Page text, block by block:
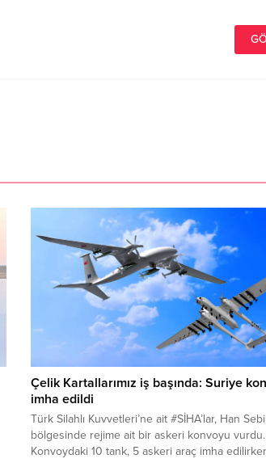
Çelik Kartallarımız iş başında: Suriye
imha edildi
Türk Silahlı Kuvvetleri’ne ait #SİHA’lar, Han Sebil
bölgesinde rejime ait bir askeri konvoyu vurdu.
Konvoydaki 10 tank, 5 askeri araç imha